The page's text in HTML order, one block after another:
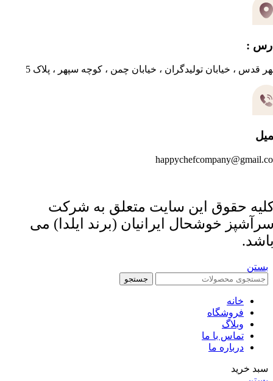
:
قدس ، خیابان تولیدگران ، خیابان چمن ، کوچه سپهر ، پلاک 5
حقوق این سایت متعلق به شرکت
خوشحال ایرانیان (برند ایلدا) می
بستن
جستجو
خانه
فروشگاه
وبلاگ
تماس با ما
درباره ما
سبد خرید